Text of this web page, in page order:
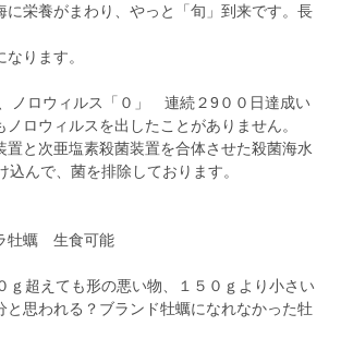
に栄養がまわり、やっと「旬」到来です。長
ります。
ノロウィルス「０」 連続２9００日達成い
ロウィルスを出したことがありません。
置と次亜塩素殺菌装置を合体させた殺菌海水
込んで、菌を排除しております。
牡蠣 生食可能
ｇ超えても形の悪い物、１５０ｇより小さい
と思われる？ブランド牡蠣になれなかった牡